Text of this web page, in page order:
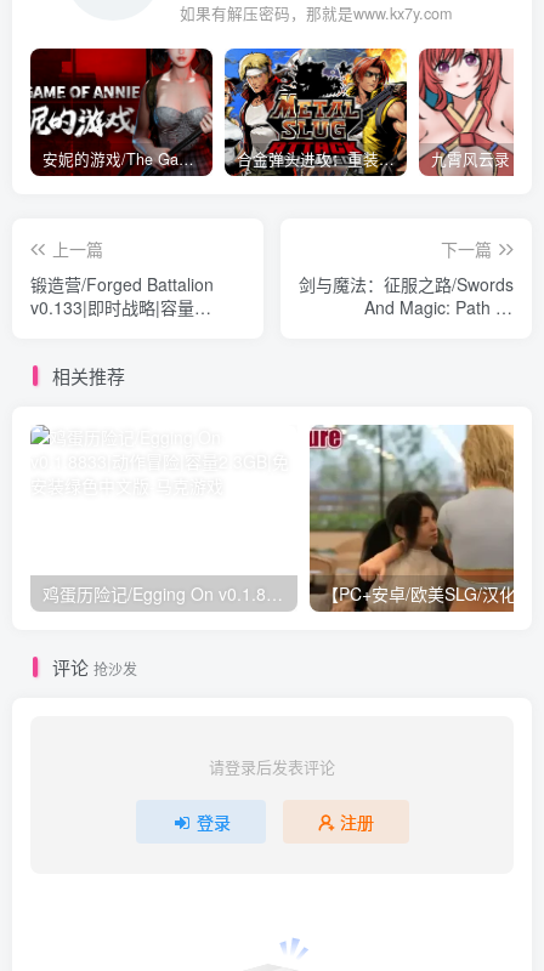
如果有解压密码，那就是www.kx7y.com
安妮的游戏/The Game of Annie v0.99981|射击动作|容量14.6GB|免安装绿色中文版 合金弹头进攻：重装上阵/METAL SLUG ATTACK RELOADED Build.16214511|策略模拟|容量2.7GB|免安装绿色中文版
上一篇
锻造营/Forged Battalion
v0.133|即时战略|容量
下一篇
剑与魔法：征服之路/Swords
And Magic: Path Of
相关推荐
鸡蛋历险记/Egging On v0.1.8833|动作冒险|容量2.3GB|免安装绿色中文版
评论 抢沙发
请登录后发表评论
登录 注册